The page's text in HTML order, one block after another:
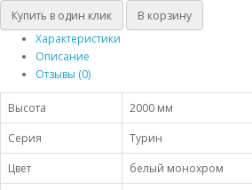
Купить в один клик
В корзину
Характеристики
Описание
Отзывы (0)
Высота
2000 мм
Серия
Турин
Цвет
белый монохром